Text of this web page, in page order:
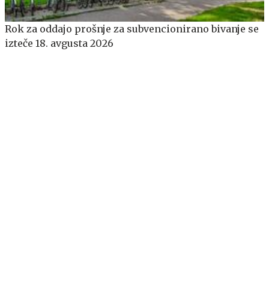
​​​​​​​Rok za oddajo prošnje za subvencionirano bivanje se
izteče 18. avgusta 2026